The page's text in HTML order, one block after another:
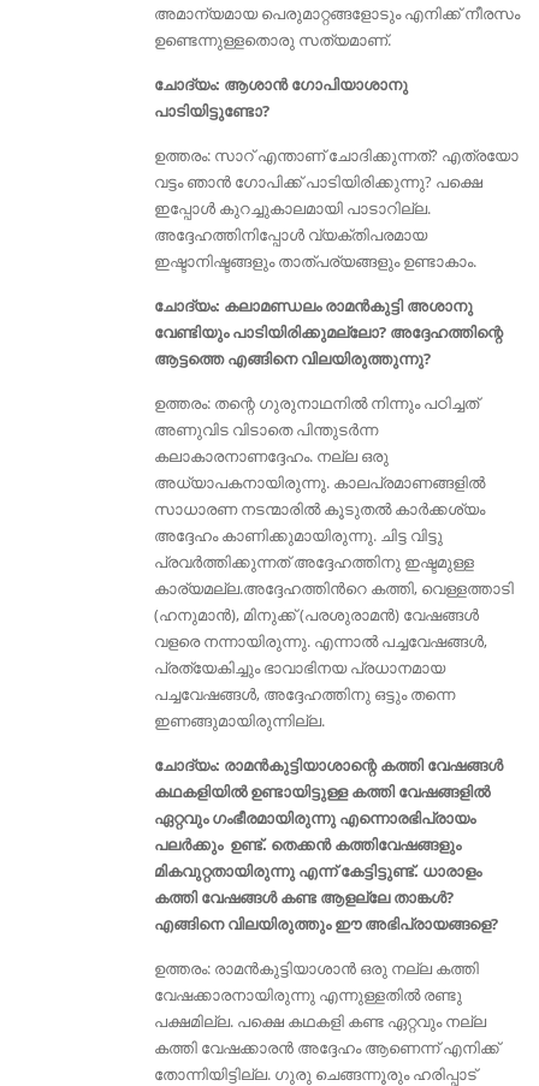
അമാന്യമായ പെരുമാറ്റങ്ങളോടും എനിക്ക് നീരസം
ഉണ്ടെന്നുള്ളതൊരു സത്യമാണ്.
ചോദ്യം: ആശാന്‍ ഗോപിയാശാനു
പാടിയിട്ടുണ്ടോ?
ഉത്തരം: സാറ് എന്താണ് ചോദിക്കുന്നത്? എത്രയോ
വട്ടം ഞാന്‍ ഗോപിക്ക് പാടിയിരിക്കുന്നു? പക്ഷെ
ഇപ്പോള്‍ കുറച്ചുകാലമായി പാടാറില്ല.
അദ്ദേഹത്തിനിപ്പോൾ വ്യക്തിപരമായ
ഇഷ്ടാനിഷ്ടങ്ങളും താത്പര്യങ്ങളും ഉണ്ടാകാം.
ചോദ്യം: കലാമണ്ഡലം രാമൻകുട്ടി അശാനു
വേണ്ടിയും പാടിയിരിക്കുമല്ലോ? അദ്ദേഹത്തിന്റെ
ആട്ടത്തെ എങ്ങിനെ വിലയിരുത്തുന്നു?
ഉത്തരം: തന്റെ ഗുരുനാഥനിൽ നിന്നും പഠിച്ചത്
അണുവിട വിടാതെ പിന്തുടർന്ന
കലാകാരനാണദ്ദേഹം. നല്ല ഒരു
അധ്യാപകനായിരുന്നു. കാലപ്രമാണങ്ങളിൽ
സാധാരണ നടന്മാരിൽ കൂടുതൽ കാർക്കശ്യം
അദ്ദേഹം കാണിക്കുമായിരുന്നു. ചിട്ട വിട്ടു
പ്രവർത്തിക്കുന്നത്‌ അദ്ദേഹത്തിനു ഇഷ്ടമുള്ള
കാര്യമല്ല.അദ്ദേഹത്തിൻറെ കത്തി, വെള്ളത്താടി
(ഹനുമാൻ), മിനുക്ക്‌ (പരശുരാമൻ) വേഷങ്ങൾ
വളരെ നന്നായിരുന്നു. എന്നാൽ പച്ചവേഷങ്ങൾ,
പ്രത്യേകിച്ചും ഭാവാഭിനയ പ്രധാനമായ
പച്ചവേഷങ്ങൾ, അദ്ദേഹത്തിനു ഒട്ടും തന്നെ
ഇണങ്ങുമായിരുന്നില്ല.
ചോദ്യം: രാമൻകുട്ടിയാശാന്റെ കത്തി വേഷങ്ങൾ
കഥകളിയിൽ ഉണ്ടായിട്ടുള്ള കത്തി വേഷങ്ങളിൽ
ഏറ്റവും ഗംഭീരമായിരുന്നു എന്നൊരഭിപ്രായം
പലർക്കും ഉണ്ട്. തെക്കൻ കത്തിവേഷങ്ങളും
മികവുറ്റതായിരുന്നു എന്ന് കേട്ടിട്ടുണ്ട്. ധാരാളം
കത്തി വേഷങ്ങൾ കണ്ട ആളല്ലേ താങ്കൾ?
എങ്ങിനെ വിലയിരുത്തും ഈ അഭിപ്രായങ്ങളെ?
ഉത്തരം: രാമൻകുട്ടിയാശാൻ ഒരു നല്ല കത്തി
വേഷക്കാരനായിരുന്നു എന്നുള്ളതിൽ രണ്ടു
പക്ഷമില്ല. പക്ഷെ കഥകളി കണ്ട ഏറ്റവും നല്ല
കത്തി വേഷക്കാരൻ അദ്ദേഹം ആണെന്ന് എനിക്ക്
തോന്നിയിട്ടില്ല. ഗുരു ചെങ്ങന്നൂരും ഹരിപ്പാട്